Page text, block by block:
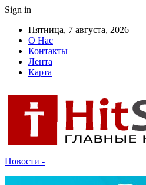
Sign in
Пятница, 7 августа, 2026
О Нас
Контакты
Лента
Карта
Новости -